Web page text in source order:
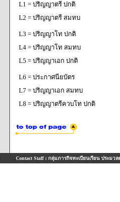
L1 = ปริญญาตรี ปกติ
L2 = ปริญญาตรี สมทบ
L3 = ปริญญาโท ปกติ
L4 = ปริญญาโท สมทบ
L5 = ปริญญาเอก ปกติ
L6 = ประกาศนียบัตร
L7 = ปริญญาเอก สมทบ
L8 = ปริญญาตรีควบโท ปกติ
Contact Staff : กลุ่มภารกิจทะเบียนเรียน ประมวล